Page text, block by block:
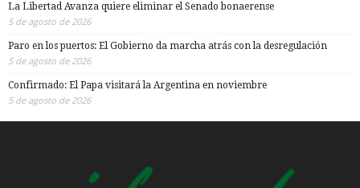
La Libertad Avanza quiere eliminar el Senado bonaerense
5 de agosto de 2026
Paro en los puertos: El Gobierno da marcha atrás con la desregulación
5 de agosto de 2026
Confirmado: El Papa visitará la Argentina en noviembre
5 de agosto de 2026